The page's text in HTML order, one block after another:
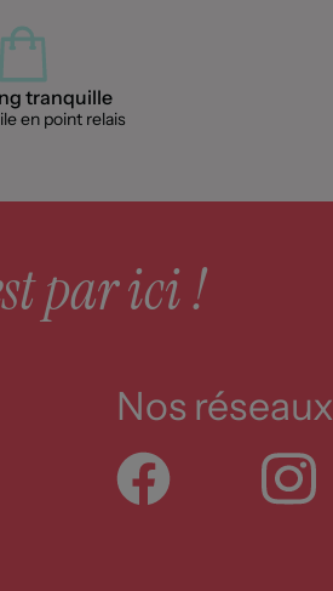
tranquille
en point relais
par ici !
Nos réseaux